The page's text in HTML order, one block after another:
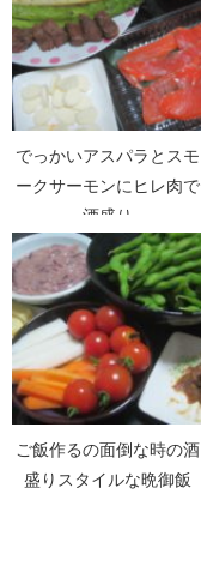
でっかいアスパラとスモ
ークサーモンにヒレ肉で
酒盛り
ご飯作るの面倒な時の酒
盛りスタイルな晩御飯